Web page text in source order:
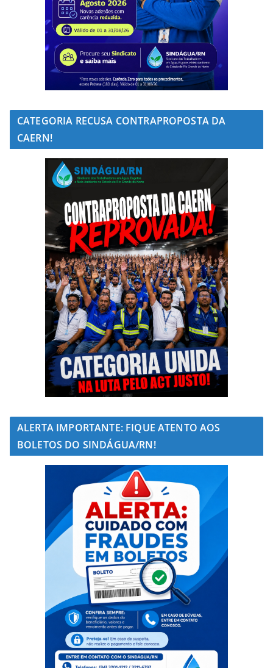
CATEGORIA RECUSA CONTRAPROPOSTA DA
CAERN!
ALERTA IMPORTANTE: FIQUE ATENTO AOS
BOLETOS DO SINDÁGUA/RN!